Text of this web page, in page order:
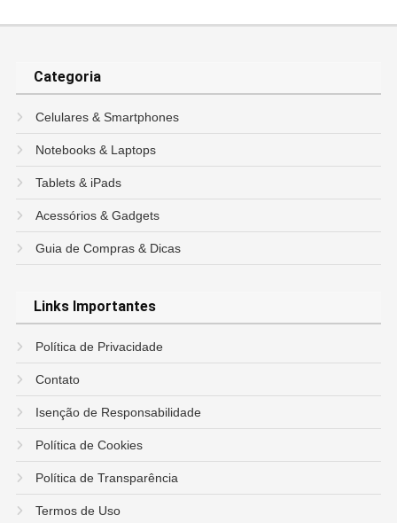
Categoria
Celulares & Smartphones
Notebooks & Laptops
Tablets & iPads
Acessórios & Gadgets
Guia de Compras & Dicas
Links Importantes
Política de Privacidade
Contato
Isenção de Responsabilidade
Política de Cookies
Política de Transparência
Termos de Uso